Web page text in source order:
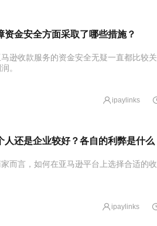
资金安全方面采取了哪些措施？
逊收款服务的资金安全无疑一直都比较
。
ipaylinks
人还是企业较好？各自的利弊是什么
而言，如何在亚马逊平台上选择合适的
ipaylinks